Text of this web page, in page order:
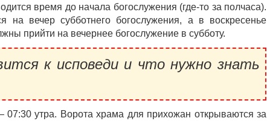
время до начала богослужения (где-то за полчаса).
на вечер субботнего богослужения, а в воскресенье
прийти на вечернее богослужение в субботу.
к исповеди и что нужно знать
утра. Ворота храма для прихожан открываются за